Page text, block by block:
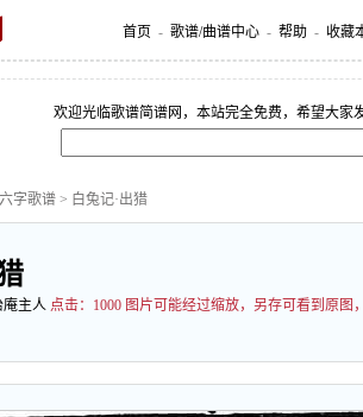
首页 - 歌谱/曲谱中心 - 帮助 - 收藏
欢迎光临歌谱简谱网，本站完全免费，希望大家
六字歌谱 > 白兔记·出猎
庵主人 点击： 1000 图片可能经过缩放，另存可看到原